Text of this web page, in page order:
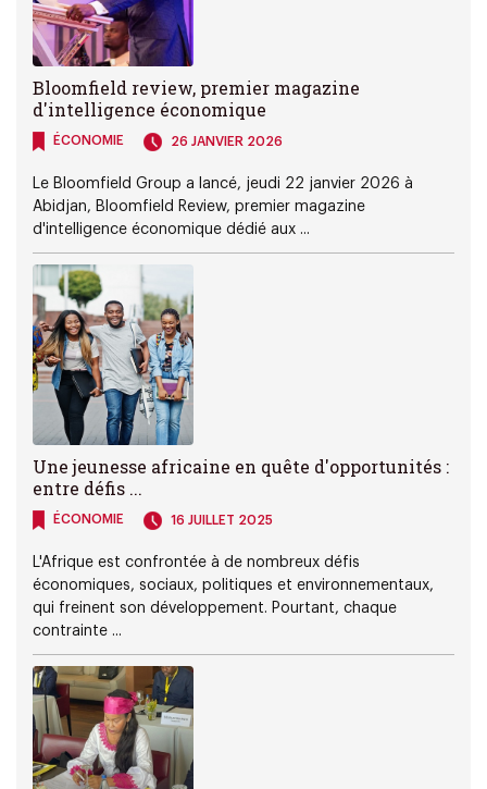
Bloomfield review, premier magazine
d'intelligence économique
ÉCONOMIE 26 JANVIER 2026
Le Bloomfield Group a lancé, jeudi 22 janvier 2026 à
Abidjan, Bloomfield Review, premier magazine
d'intelligence économique dédié aux ...
Une jeunesse africaine en quête d'opportunités :
entre défis ...
ÉCONOMIE 16 JUILLET 2025
L'Afrique est confrontée à de nombreux défis
économiques, sociaux, politiques et environnementaux,
qui freinent son développement. Pourtant, chaque
contrainte ...